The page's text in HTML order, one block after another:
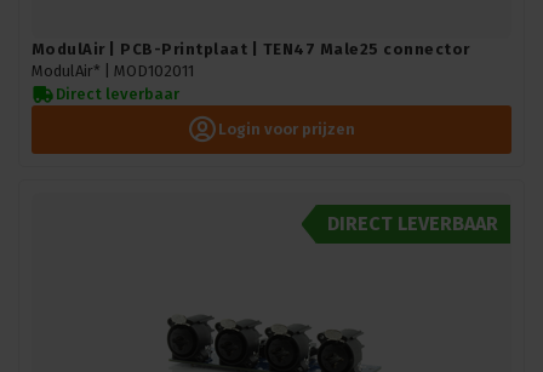
ModulAir | PCB-Printplaat | TEN47 Male25 connector
ModulAir* | MOD102011
Direct leverbaar
Login voor prijzen
DIRECT LEVERBAAR